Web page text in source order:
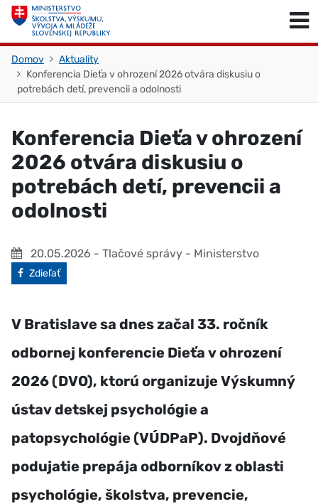
Skočiť na obsah
Domov
Aktuality
Konferencia Dieťa v ohrození 2026 otvára diskusiu o
potrebách detí, prevencii a odolnosti
Konferencia Dieťa v ohrození
2026 otvára diskusiu o
potrebách detí, prevencii a
odolnosti
20.05.2026 - Tlačové správy - Ministerstvo
Facebook
Zdieľať
V Bratislave sa dnes začal 33. ročník
odbornej konferencie Dieťa v ohrození
2026 (DVO), ktorú organizuje Výskumný
ústav detskej psychológie a
patopsychológie (VÚDPaP). Dvojdňové
podujatie prepája odborníkov z oblasti
psychológie, školstva, prevencie,
Skočiť na začiatok stránky